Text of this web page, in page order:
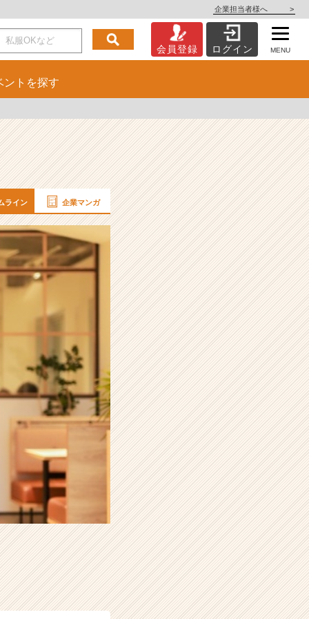
企業担当者様へ >
会員登録 ログイン MENU
ント を探す
ライン 企業マンガ